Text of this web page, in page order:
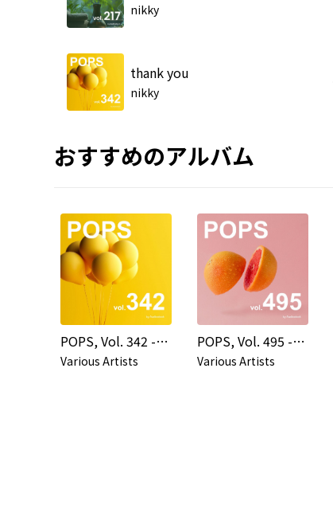
nikky
thank you
nikky
おすすめのアルバム
POPS, Vol. 342 -Instrumental BGM- by Audiostock
Various Artists
POPS, Vol. 495 -Instrumental BGM- by Audiostock
Various Artists